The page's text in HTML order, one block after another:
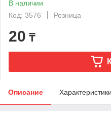
В наличии
Код: 3576
Розница
20 ₸
Описание Характеристики